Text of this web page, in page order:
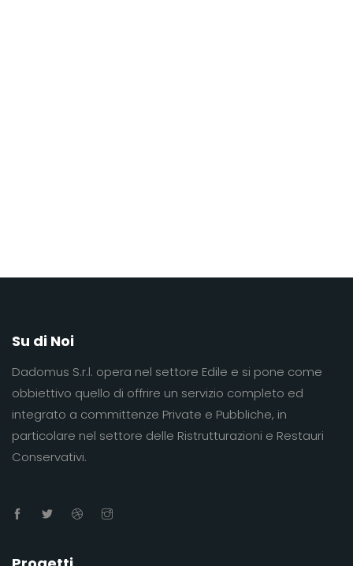
Su di Noi
Dadomus S.r.l. opera nel settore Edile e si pone come
obbiettivo quello di offrire un servizio completo ed
integrato a committenze Private e Pubbliche, in
particolare nel settore delle Ristrutturazioni e Restauri
Conservativi.